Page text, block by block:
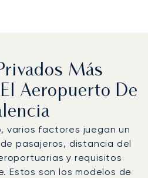
Más
Aeropuerto De
varios factores juegan un
pasajeros, distancia del
y requisitos
Estos son los modelos de